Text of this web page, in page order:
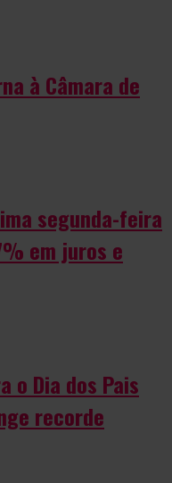
à Câmara de
segunda-feira
em juros e
o Dia dos Pais
recorde